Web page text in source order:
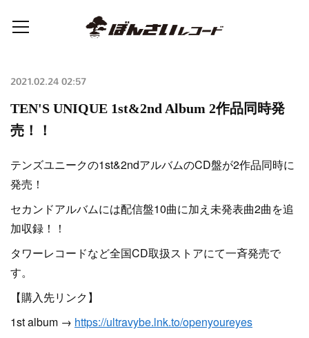
2021.02.24 02:57
TEN'S UNIQUE 1st&2nd Album 2作品同時発
売！！
テンズユニークの1st&2ndアルバムのCD盤が2作品同時に
発売！
セカンドアルバムには配信盤10曲に加え未発表曲2曲を追
加収録！！
タワーレコードなど全国CD取扱ストアにて一斉発売で
す。
【購入先リンク】
1st album → https://ultravybe.lnk.to/openyoureyes